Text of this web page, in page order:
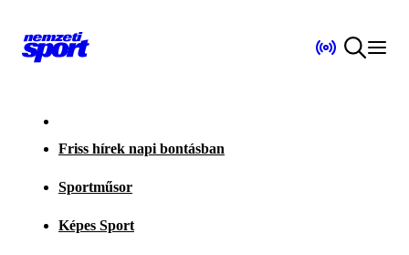
Friss hírek napi bontásban
Sportműsor
Képes Sport